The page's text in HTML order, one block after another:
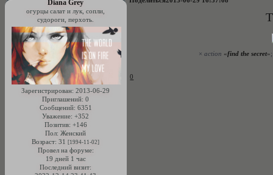
Diana Grey
огурцы салат и лук, сопли,
судороги, перхоть.
Зарегистрирован: 2013-06-29
Приглашений: 0
Сообщений: 6351
Уважение: +352
Позитив: +146
Пол: Женский
Возраст: 31[1994-11-02]
Провел на форуме:
19 дней 1 час
Последний визит:
×action «find the secret»
0